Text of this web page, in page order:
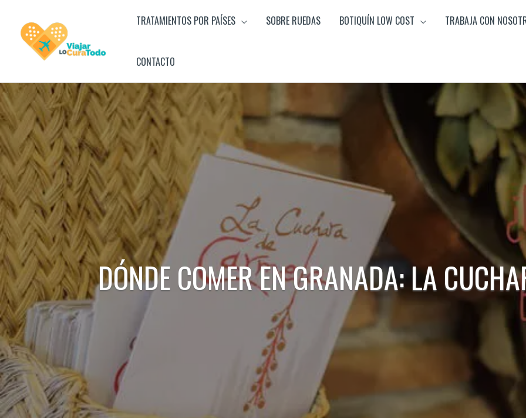
contenido
TRATAMIENTOS POR PAÍSES SOBRE RUEDAS BOTIQUÍN LOW COST TRABAJA CON
CONTACTO
DÓNDE COMER EN GRANADA: LA